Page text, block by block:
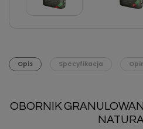
Opis Specyfikacja
OBORNIK